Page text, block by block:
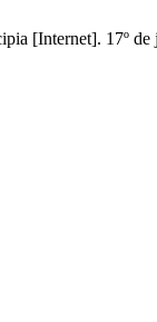
[Internet]. 17º